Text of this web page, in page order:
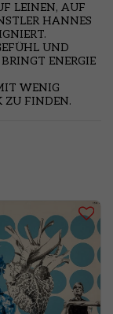
LEINEN, AUF
HANNES
UND
ENERGIE
WENIG
ZU FINDEN.